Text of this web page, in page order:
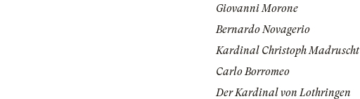
Giovanni Morone
Bernardo Novagerio
Kardinal Christoph Madruscht
Carlo Borromeo
Der Kardinal von Lothringen